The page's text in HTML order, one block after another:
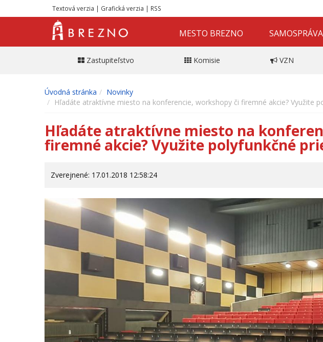
Textová verzia | Grafická verzia | RSS
MESTO BREZNO SAMOSPRÁVA
Zastupiteľstvo Komisie VZN
Úvodná stránka
Novinky
Hľadáte atraktívne miesto na konferencie, workshopy či firemné akcie? Využite
Hľadáte atraktívne miesto na
firemné akcie? Využite polyfunkčné
Zverejnené: 17.01.2018 12:58:24